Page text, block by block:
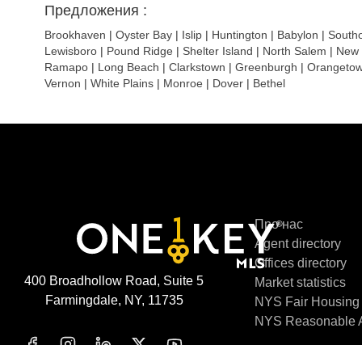
Предложения :
Brookhaven | Oyster Bay | Islip | Huntington | Babylon |
Lewisboro | Pound Ridge | Shelter Island | North Salem |
Ramapo | Long Beach | Clarkstown | Greenburgh |
Vernon | White Plains | Monroe | Dover | Bethel
400 Broadhollow Road, Suite 5
Farmingdale, NY, 11735
Про нас
Agent directory
Offices directory
Market statistics
NYS Fair
NYS Reasonable